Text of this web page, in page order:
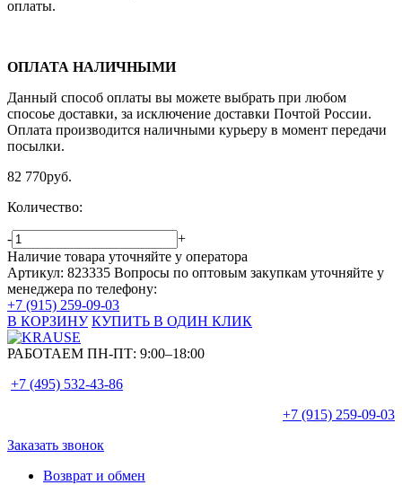
оплаты.
ОПЛАТА НАЛИЧНЫМИ
Данный способ оплаты вы можете выбрать при любом
спосоье доставки, за исключение доставки Почтой России.
Оплата производится наличными курьеру в момент передачи
посылки.
82 770руб.
Количество:
-
+
Наличие товара уточняйте у оператора
Артикул: 823335 Вопросы по оптовым закупкам уточняйте у
менеджера по телефону:
+7 (915) 259-09-03
В КОРЗИНУ КУПИТЬ В ОДИН КЛИК
РАБОТАЕМ ПН-ПТ: 9:00–18:00
+7 (495) 532-43-86
+7 (915) 259-09-03
Заказать звонок
Возврат и обмен